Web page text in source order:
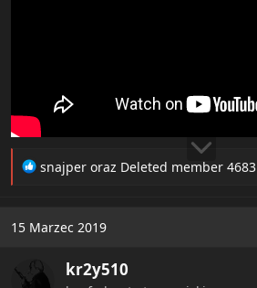
R
t
o
snajper oraz Deleted member 4683
15 Marzec 2019
kr2y510